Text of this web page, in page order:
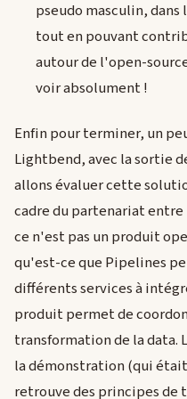
pseudo masculin,
tout en pouvant
autour de l'open-
voir absolument !
Enfin pour terminer, un
Lightbend, avec la sortie
allons évaluer cette
cadre du partenariat
ce n'est pas un produit
qu'est-ce que Pipelines
différents services à
produit permet de
transformation de la data.
la démonstration (qui
retrouve des principes